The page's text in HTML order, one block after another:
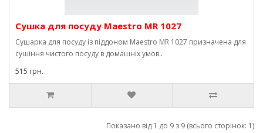
Сушка для посуду Maestro MR 1027
Сушарка для посуду із піддоном Maestro MR 1027 призначена для
сушіння чистого посуду в домашніх умов..
515 грн.
Показано від 1 до 9 з 9 (всього сторінок: 1)